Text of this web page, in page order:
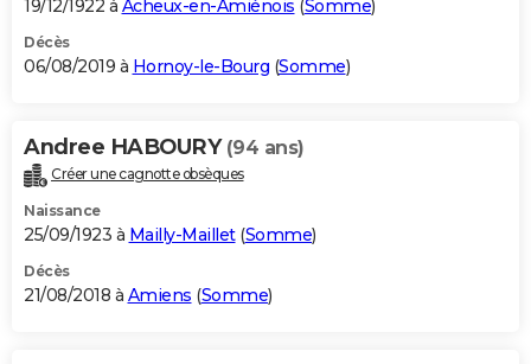
19/12/1922 à Acheux-en-Amiénois (Somme)
Décès
06/08/2019 à Hornoy-le-Bourg (Somme)
Andree HABOURY (94 ans)
Créer une cagnotte obsèques
Naissance
25/09/1923 à Mailly-Maillet(Somme)
Décès
21/08/2018 à Amiens (Somme)